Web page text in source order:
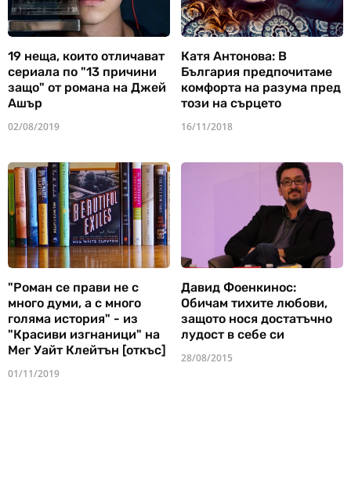
19 неща, които отличават
сериала по "13 причини
защо" от романа на Джей
Ашър
02/08/2019
Катя Антонова: В
България предпочитаме
комфорта на разума пред
този на сърцето
16/11/2018
"Роман се прави не с
много думи, а с много
голяма история" - из
"Красиви изгнаници" на
Мег Уайт Клейтън [откъс]
01/11/2019
Давид Фоенкинос:
Обичам тихите любови,
защото нося достатъчно
лудост в себе си
28/08/2015